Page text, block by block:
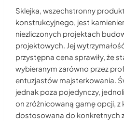
Sklejka, wszechstronny
konstrukcyjnego, jest
niezliczonych projektach
projektowych. Jej
przystępna cena sprawiły, że
wybieranym zarówno przez
entuzjastów majsterkowania.
jednak poza pojedynczy,
on zróżnicowaną gamę opcji, z
dostosowana do konkretnych